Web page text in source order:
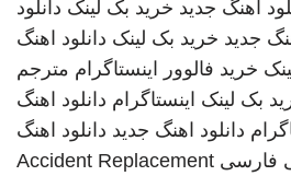
اهنگ جدید خرید بک لینک دانلود
جدید خرید بک لینک دانلود اهنگ
خرید فالوور اینستاگرام مترجم
بک لینک اینستاگرام دانلود اهنگ
دانلود اهنگ جدید دانلود اهنگ
فارسی Accident Replacement